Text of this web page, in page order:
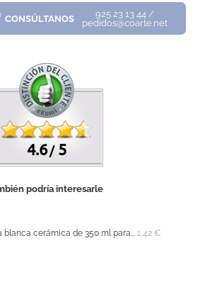
CONSÚLTANOS
925 23 13 44 /
pedidos@coarte.net
4.6 /5
podría interesarle
blanca cerámica de 350 ml para... 1,42 €